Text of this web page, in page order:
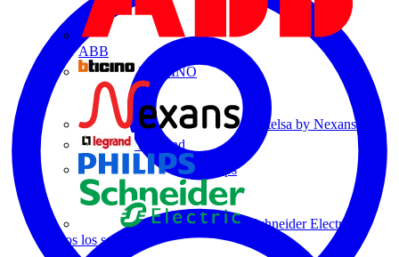
ABB
BTICINO
Centelsa by Nexans
Legrand
Philips
Schneider Electric
Todos los socios